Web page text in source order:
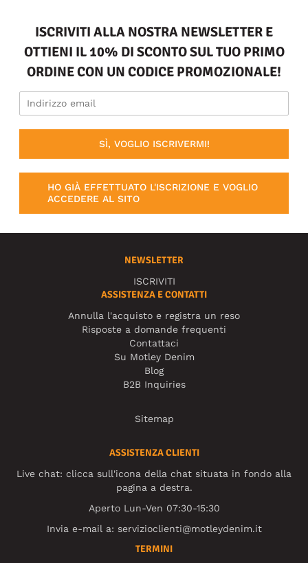
ISCRIVITI ALLA NOSTRA NEWSLETTER E
OTTIENI IL 10% DI SCONTO SUL TUO PRIMO
ORDINE CON UN CODICE PROMOZIONALE!
SÌ, VOGLIO ISCRIVERMI!
HO GIÀ EFFETTUATO L'ISCRIZIONE E VOGLIO
ACCEDERE AL SITO
NEWSLETTER
ISCRIVITI
ASSISTENZA E CONTATTI
Annulla l'acquisto e registra un reso
Risposte a domande frequenti
Contattaci
Su Motley Denim
Blog
B2B Inquiries
Sitemap
ASSISTENZA CLIENTI
Live chat: clicca sull'icona della chat situata in fondo alla
pagina a destra.
Aperto Lun-Ven 07:30-15:30
Invia e-mail a: servizioclienti@motleydenim.it
TERMINI